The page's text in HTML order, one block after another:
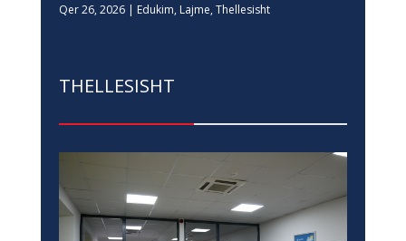
Qer 26, 2026| Edukim, Lajme, Thellesisht
THELLESISHT